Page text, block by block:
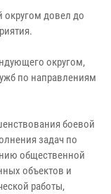
довел до
округом,
по направлениям
боевой
задач по
общественной
объектов и
работы,